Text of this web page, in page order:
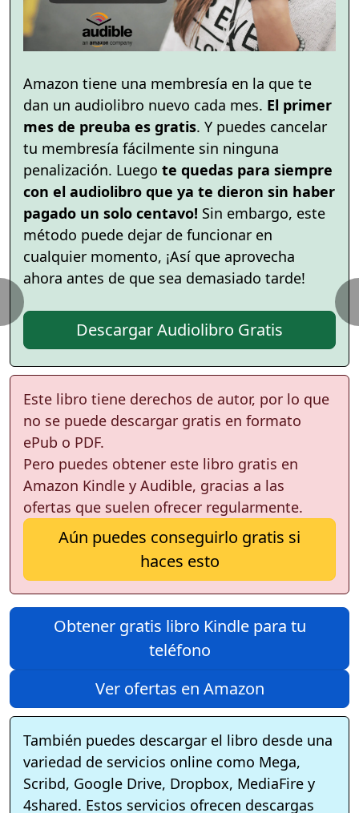
Amazon tiene una membresía en la que te
dan un audiolibro nuevo cada mes. El primer
mes de preuba es gratis. Y puedes cancelar
tu membresía fácilmente sin ninguna
penalización. Luego te quedas para siempre
con el audiolibro que ya te dieron sin haber
pagado un solo centavo! Sin embargo, este
método puede dejar de funcionar en
cualquier momento, ¡Así que aprovecha
ahora antes de que sea demasiado tarde!
Descargar Audiolibro Gratis
Este libro tiene derechos de autor, por lo que
no se puede descargar gratis en formato
ePub o PDF.
Pero puedes obtener este libro gratis en
Amazon Kindle y Audible, gracias a las
ofertas que suelen ofrecer regularmente.
Aún puedes conseguirlo gratis si
haces esto
Obtener gratis libro Kindle para tu
teléfono
Ver ofertas en Amazon
También puedes descargar el libro desde una
variedad de servicios online como Mega,
Scribd, Google Drive, Dropbox, MediaFire y
4shared. Estos servicios ofrecen descargas